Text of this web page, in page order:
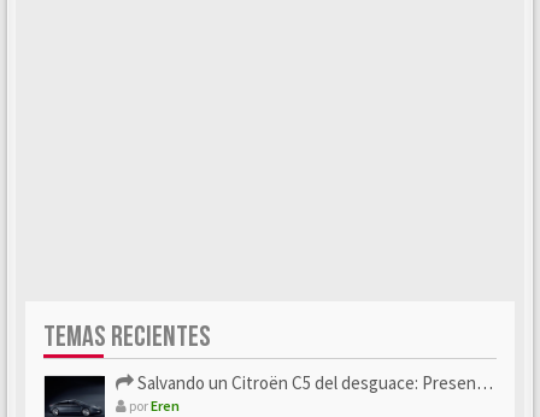
TEMAS RECIENTES
Salvando un Citroën C5 del desguace: Presentación y seguimiento
porEren